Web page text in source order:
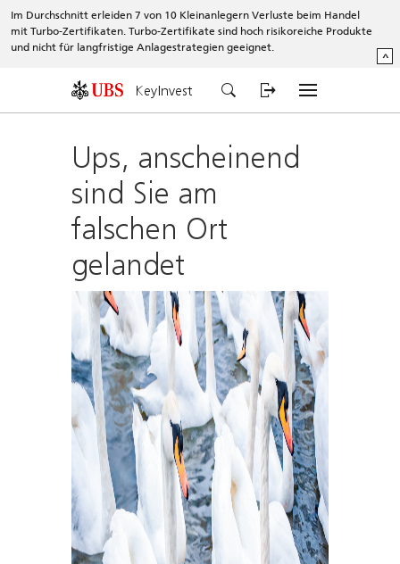
Im Durchschnitt erleiden 7 von 10 Kleinanlegern Verluste beim Handel
mit Turbo-Zertifikaten. Turbo-Zertifikate sind hoch risikoreiche Produkte
und nicht für langfristige Anlagestrategien geeignet.
^
KeyInvest
Ups, anscheinend
sind Sie am
falschen Ort
gelandet